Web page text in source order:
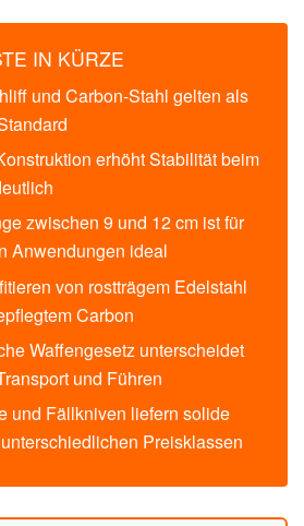
IN KÜRZE
und Carbon-Stahl gelten als
erhöht Stabilität beim
zwischen 9 und 12 cm ist für
Anwendungen ideal
von rostträgem Edelstahl
Carbon
Waffengesetz unterscheidet
und Führen
und Fällkniven liefern solide
Preisklassen